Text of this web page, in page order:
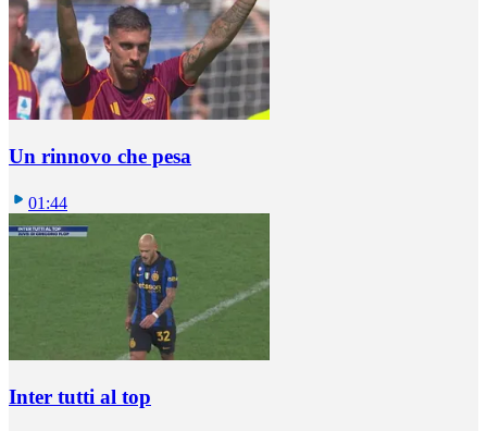
Un rinnovo che pesa
01:44
Inter tutti al top